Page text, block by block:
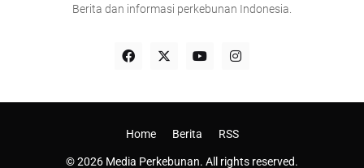
Berita dan informasi perkebunan Indonesia.
© 2026 Media Perkebunan. All rights reserved.
Home Berita RSS